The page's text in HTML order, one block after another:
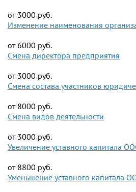
от 3000 руб.
Изменение наименования
от 6000 руб.
Смена директора предприятия
от 3000 руб.
Смена состава участников
от 8000 руб.
Смена видов деятельности
от 3000 руб.
Увеличение уставного капитала
от 8800 руб.
Уменьшение уставного капитала